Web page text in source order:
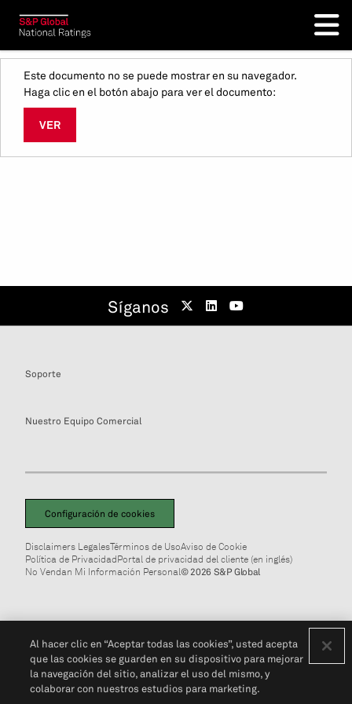
Este documento no se puede mostrar en su navegador.
Haga clic en el botón abajo para ver el documento:
VER
Síganos
Soporte
Nuestro Equipo Comercial
Configuración de cookies
Disclaimers LegalesTérminos de UsoAviso de Cookie
Política de PrivacidadPortal de privacidad del cliente (en inglés)
No Vendan Mi Información Personal© 2026 S&P Global
Al hacer clic en “Aceptar todas las cookies”, usted acepta
que las cookies se guarden en su dispositivo para mejorar
la navegación del sitio, analizar el uso del mismo, y
colaborar con nuestros estudios para marketing.